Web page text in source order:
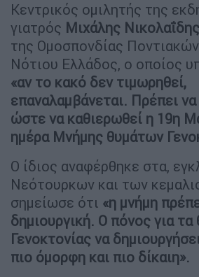
Κεντρικός ομιλητής της
γιατρός Μιχάλης Νικολαΐδης
της Ομοσπονδίας
Νότιου Ελλάδος, ο οποίος
«αν το κακό δεν τιμωρηθεί,
επαναλαμβάνεται. Πρέπει
ώστε να καθιερωθεί η 19η
ημέρα Μνήμης θυμάτων
Ο ίδιος αναφέρθηκε στα,
Νεότουρκων και των
σημείωσε ότι «η μνήμη
δημιουργική. Ο πόνος για τα
Γενοκτονίας να
πιο όμορφη και πιο δίκαιη».